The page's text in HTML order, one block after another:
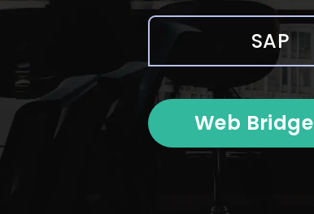
SAP
Web Bridge